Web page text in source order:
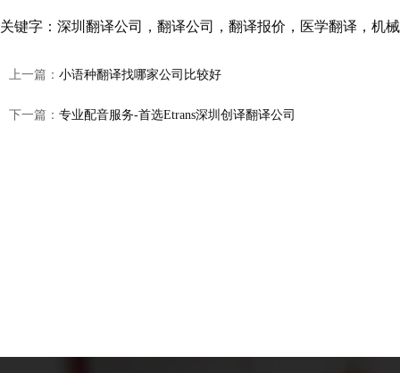
关键字： 深圳翻译公司 ， 翻译公司 ， 翻译报价 ， 医学翻译 ， 机
上一篇： 小语种翻译找哪家公司比较好
下一篇： 专业配音服务-首选Etrans深圳创译翻译公司